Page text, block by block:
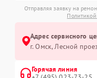
Отправляя заявку на
Адрес сервисного
г. Омск, ​Лесной
Горячая линия